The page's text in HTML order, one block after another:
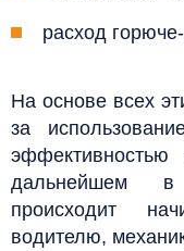
расход
На основе всех
за
дальнейшем в
происходит
водителю,